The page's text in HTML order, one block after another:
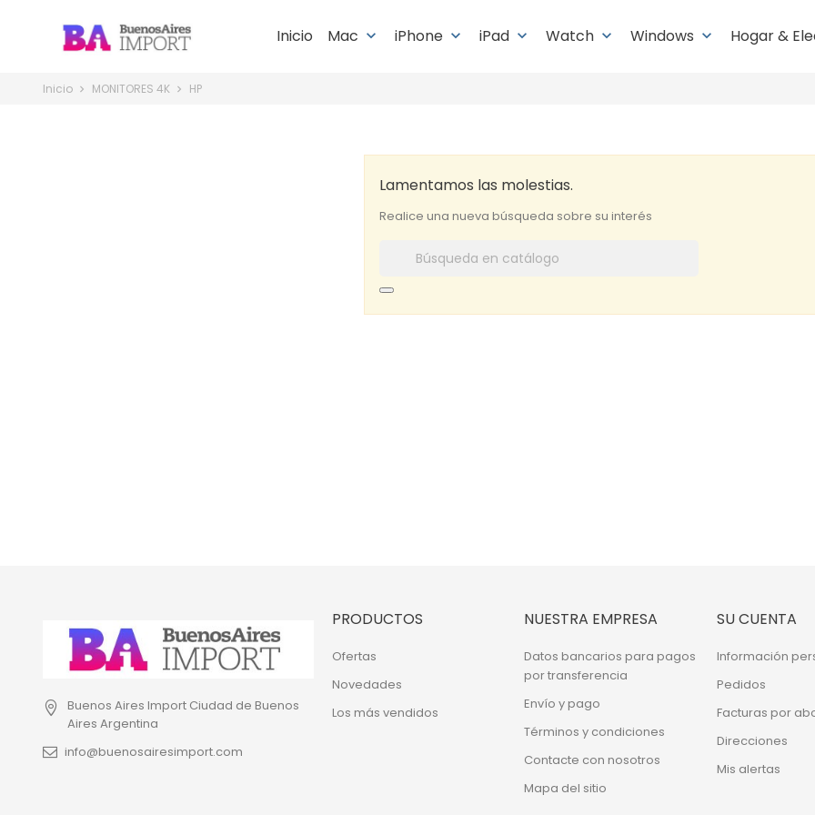
Inicio Mac keyboard_arrow_down iPhone keyboard_arrow_down iPad keyboard_arrow_down Watch keyboard_arrow_down Windows keyboard_arrow_down Hogar &
Inicio MONITORES 4K HP
Lamentamos las molestias.
Realice una nueva búsqueda sobre su interés
Buenos Aires Import Ciudad de Buenos
Aires Argentina
info@buenosairesimport.com
PRODUCTOS
Ofertas
Novedades
Los más vendidos
NUESTRA EMPRESA
Datos bancarios para pagos
por transferencia
Envío y pago
Términos y condiciones
Contacte con nosotros
Mapa del sitio
SU CUENTA
Información
Pedidos
Facturas por
Direcciones
Mis alertas